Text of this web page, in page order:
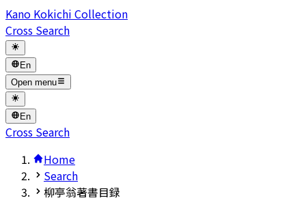
Kano Kokichi Collection
Cross Search
En
Open menu
En
Cross Search
Home
Search
柳亭翁著書目録